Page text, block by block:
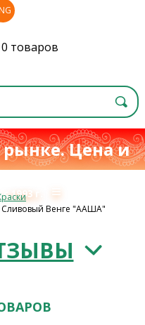
0 товаров
рынке. Цена и
с 1993 г. ≡
Сливовый Венге "ААША"